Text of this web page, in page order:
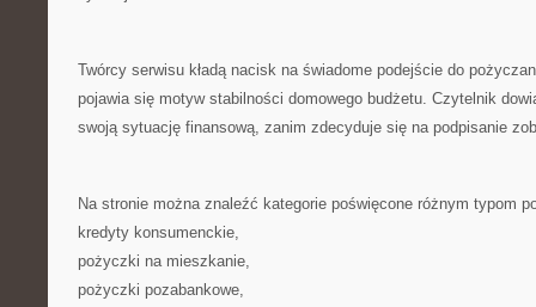
Twórcy serwisu kładą nacisk na świadome podejście do
pojawia się motyw stabilności domowego budżetu. Czytelnik
swoją sytuację finansową, zanim zdecyduje się na podpisanie
Na stronie można znaleźć kategorie poświęcone różnym typom
kredyty konsumenckie,
pożyczki na mieszkanie,
pożyczki pozabankowe,